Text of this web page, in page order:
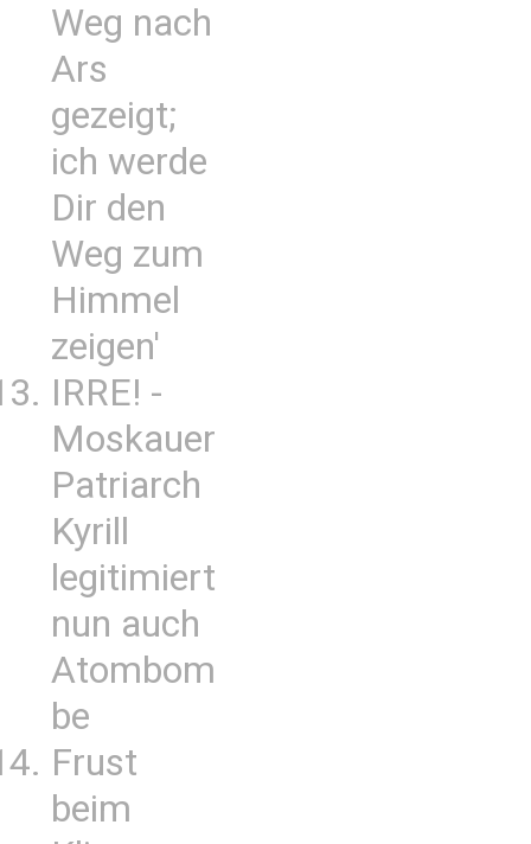
Weg nach
Ars
gezeigt;
ich werde
Dir den
Weg zum
Himmel
zeigen'
IRRE! -
Moskauer
Patriarch
Kyrill
legitimiert
nun auch
Atombom
be
Frust
beim